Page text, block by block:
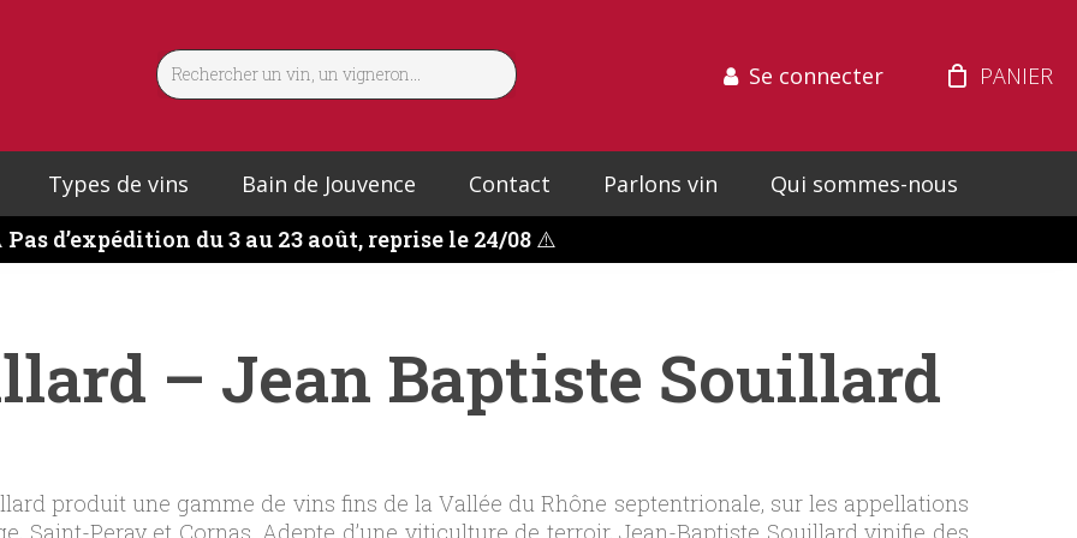
Se connecter
Types de vins Bain de Jouvence Contact Parlons vin
Qui sommes-nous
Pas d’expédition du 3 au 23 août, reprise le 24/08⚠️
– Jean Baptiste Souillard
produit une gamme de vins fins de la Vallée du Rhône septentrionale, sur les appellations
Saint-Peray et Cornas. Adepte d’une viticulture de terroir, Jean-Baptiste Souillard vinifie des